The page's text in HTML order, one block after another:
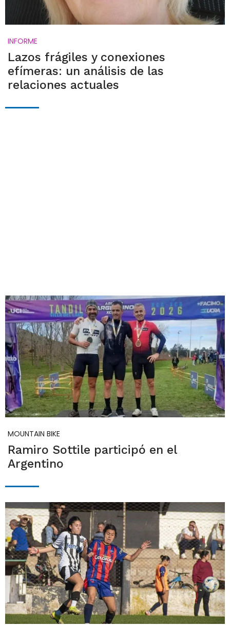
INFORME
Lazos frágiles y conexiones
efímeras: un análisis de las
relaciones actuales
MOUNTAIN BIKE
Ramiro Sottile participó en el
Argentino